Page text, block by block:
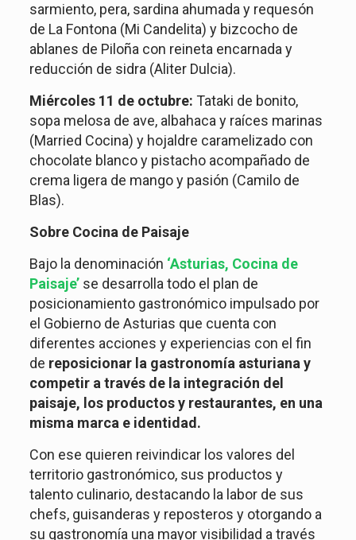
sarmiento, pera, sardina ahumada y requesón
de La Fontona (Mi Candelita) y bizcocho de
ablanes de Piloña con reineta encarnada y
reducción de sidra (Aliter Dulcia).
Miércoles 11 de octubre: Tataki de bonito,
sopa melosa de ave, albahaca y raíces marinas
(Married Cocina) y hojaldre caramelizado con
chocolate blanco y pistacho acompañado de
crema ligera de mango y pasión (Camilo de
Blas).
Sobre Cocina de Paisaje
Bajo la denominación ‘Asturias, Cocina de
Paisaje’se desarrolla todo el plan de
posicionamiento gastronómico impulsado por
el Gobierno de Asturias que cuenta con
diferentes acciones y experiencias con el fin
de reposicionar la gastronomía asturiana y
competir a través de la integración del
paisaje, los productos y restaurantes, en una
misma marca e identidad.
Con ese quieren reivindicar los valores del
territorio gastronómico, sus productos y
talento culinario, destacando la labor de sus
chefs, guisanderas y reposteros y otorgando a
su gastronomía una mayor visibilidad a través